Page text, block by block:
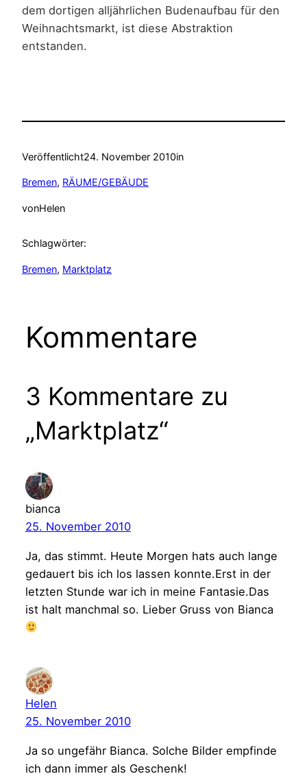
dem dortigen alljährlichen Budenaufbau für den
Weihnachtsmarkt, ist diese Abstraktion
entstanden.
Veröffentlicht24. November 2010in
Bremen, RÄUME/GEBÄUDE
vonHelen
Schlagwörter:
Bremen, Marktplatz
Kommentare
3 Kommentare zu
„Marktplatz“
bianca
25. November 2010
Ja, das stimmt. Heute Morgen hats auch lange
gedauert bis ich los lassen konnte.Erst in der
letzten Stunde war ich in meine Fantasie.Das
ist halt manchmal so. Lieber Gruss von Bianca
Helen
25. November 2010
Ja so ungefähr Bianca. Solche Bilder empfinde
ich dann immer als Geschenk!